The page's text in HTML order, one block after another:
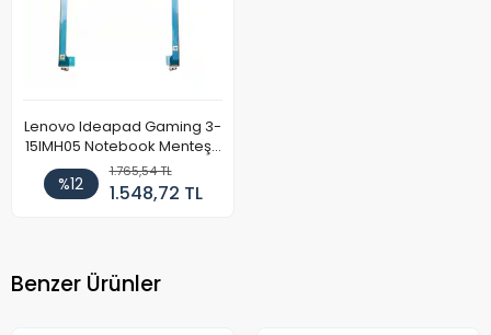
Lenovo Ideapad Gaming 3-
15IMH05 Notebook Menteşe
Takımı
%12
1.765,54 TL
1.548,72 TL
Benzer Ürünler